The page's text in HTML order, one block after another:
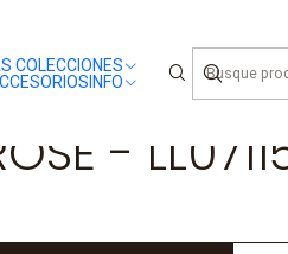
COLECCIONES
INFO
-